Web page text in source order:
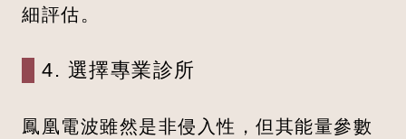
細評估。
4. 選擇專業診所
鳳凰電波雖然是非侵入性，但其能量參數